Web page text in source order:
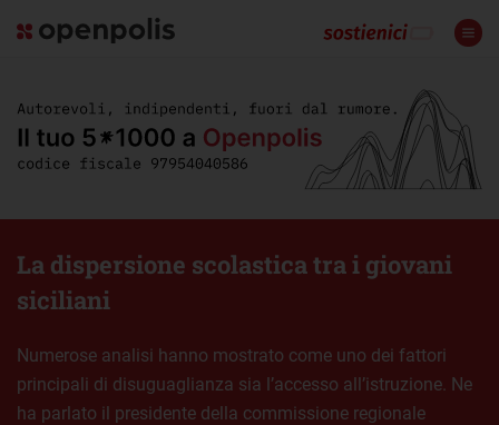
La dispersione scolastica tra i giovani
siciliani
Numerose analisi hanno mostrato come uno dei fattori
principali di disuguaglianza sia l’accesso all’istruzione. Ne
ha parlato il presidente della commissione regionale